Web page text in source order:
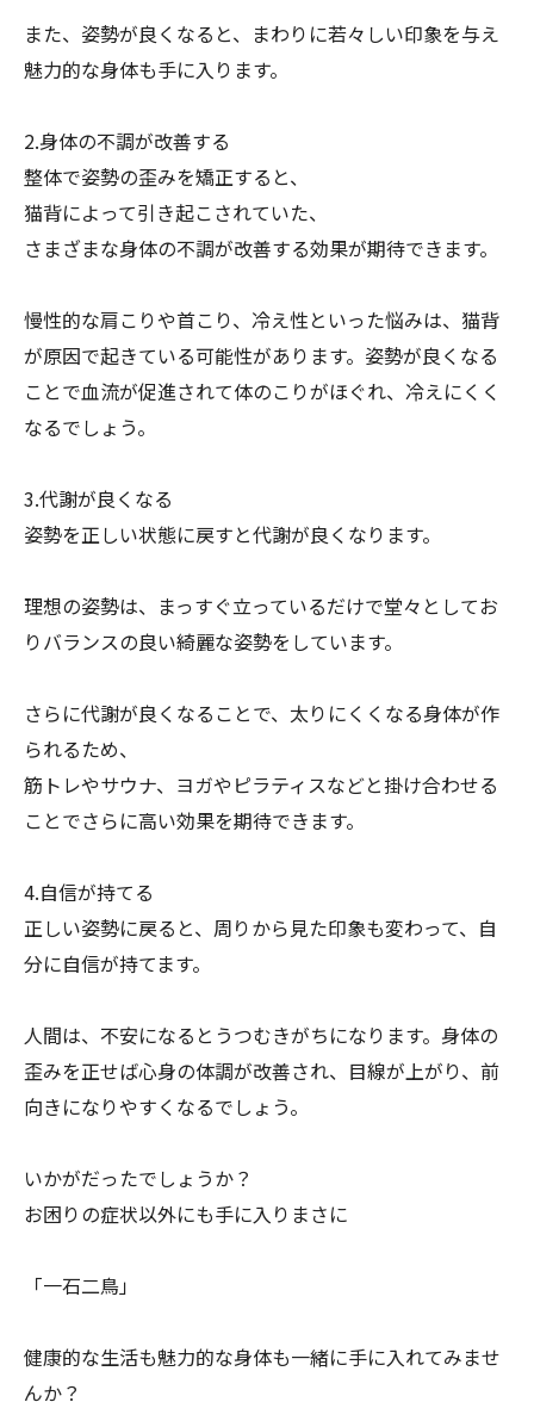
また、姿勢が良くなると、 まわりに若々しい印象を与え
魅力的な身体も手に入ります。
2.身体の不調が改善する
整体で姿勢の歪みを矯正すると、
猫背によって引き起こされていた、
さまざまな身体の不調が改善する効果が期待できます。
慢性的な肩こりや首こり、冷え性といった悩みは、 猫背
が原因で起きている可能性があります。姿勢が良くなる
ことで血流が促進されて体のこりがほぐれ、冷えにくく
なるでしょう。
3.代謝が良くなる
姿勢を正しい状態に戻すと代謝が良くなります。
理想の姿勢は、 まっすぐ立っているだけで堂々としてお
りバランスの良い綺麗な姿勢をしています。
さらに代謝が良くなることで、太りにくくなる身体が作
られるため、
筋トレやサウナ、 ヨガやピラティスなどと掛け合わせる
ことでさらに高い効果を期待できます。
4.自信が持てる
正しい姿勢に戻ると、周りから見た印象も変わって、 自
分に自信が持てます。
人間は、不安になるとうつむきがちになります。 身体の
歪みを正せば心身の体調が改善され、目線が上がり、 前
向きになりやすくなるでしょう。
いかがだったでしょうか？
お困りの症状以外にも手に入りまさに
「一石二鳥」
健康的な生活も魅力的な身体も一緒に手に入れてみませ
んか？